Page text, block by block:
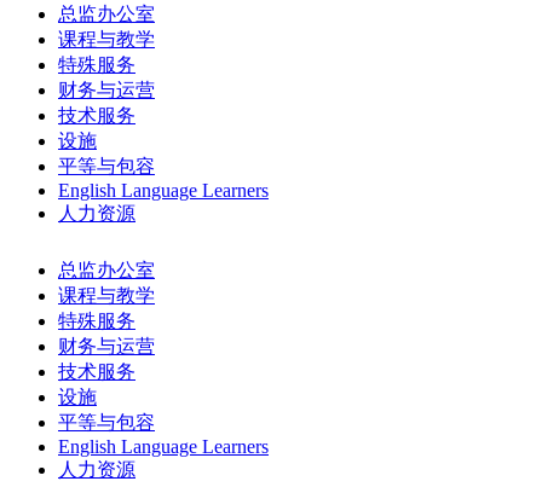
总监办公室
课程与教学
特殊服务
财务与运营
技术服务
设施
平等与包容
English Language Learners
人力资源
总监办公室
课程与教学
特殊服务
财务与运营
技术服务
设施
平等与包容
English Language Learners
人力资源